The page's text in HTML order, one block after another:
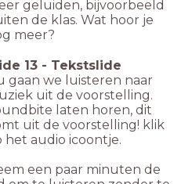
geluiden, bijvoorbeeld
de klas. Wat hoor je
meer?
13 - Tekstslide
gaan we luisteren naar
uit de voorstelling.
laten horen, dit
uit de voorstelling! klik
het audio icoontje.
een paar minuten de